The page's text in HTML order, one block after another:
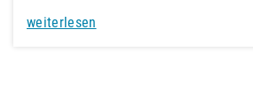
weiterlesen